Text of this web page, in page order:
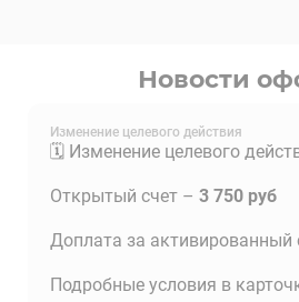
Новости
Изменение целевого действия
🗓 Изменение целевого
Открытый счет – 3 750 руб
Доплата за активированный
Подробные условия в